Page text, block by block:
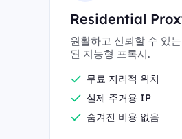
Residential
원활하고 신뢰할 수 있
된 지능형 프록시.
무료 지리적 위치
실제 주거용 IP
숨겨진 비용 없음